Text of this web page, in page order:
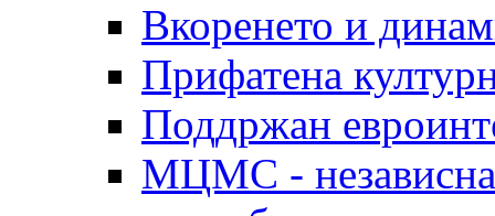
Вкоренето и
Прифатена
Поддржан
МЦМС - независна